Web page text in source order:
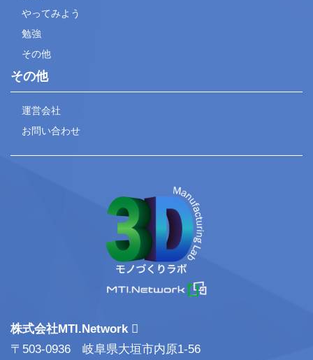
やってみよう
勉強
その他
その他
運営会社
お問い合わせ
株式会社MTI.Network
〒503-0936 岐阜県大垣市内原1-56